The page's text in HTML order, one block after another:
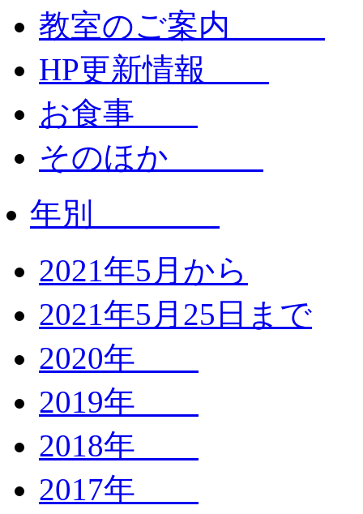
教室のご案内
HP更新情報
お食事
そのほか
年別
2021年5月から
2021年5月25日まで
2020年
2019年
2018年
2017年